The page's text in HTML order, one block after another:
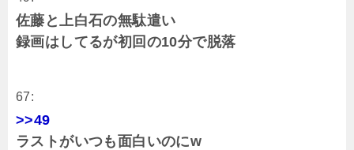
佐藤と上白石の無駄遣い
録画はしてるが初回の10分で脱落
67:
>>49
ラストがいつも面白いのにw